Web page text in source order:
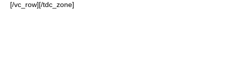
[/vc_row][/tdc_zone]